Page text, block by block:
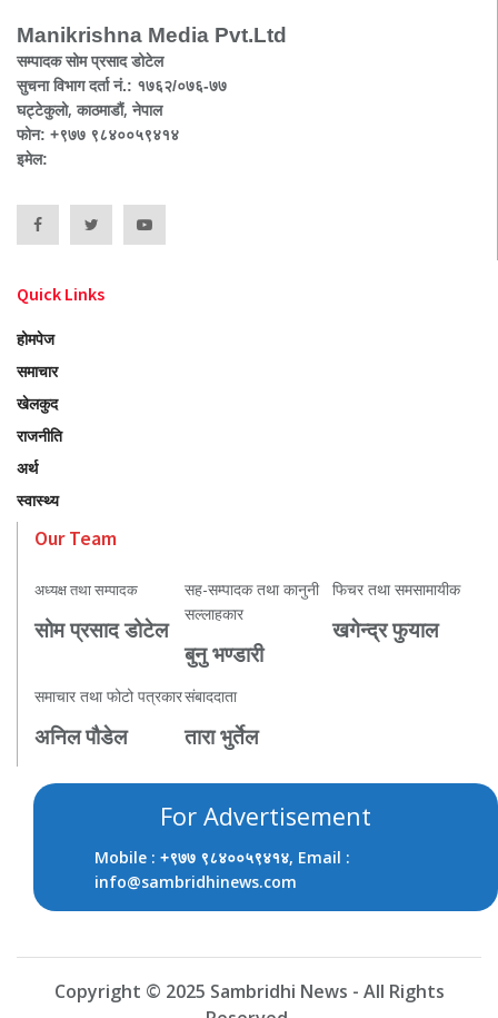
Manikrishna Media Pvt.Ltd
सम्पादक सोम प्रसाद डोटेल
सुचना विभाग दर्ता नं.: १७६२/०७६-७७
घट्टेकुलो, काठमाडौं, नेपाल
फोन: +९७७ ९८४००५९४१४
इमेल:
Quick Links
होमपेज
समाचार
खेलकुद
राजनीति
अर्थ
स्वास्थ्य
Our Team
अध्यक्ष तथा सम्पादक
सोम प्रसाद डोटेल
सह-सम्पादक तथा कानुनी
सल्लाहकार
बुनु भण्डारी
फिचर तथा समसामायीक
खगेन्द्र फुयाल
समाचार तथा फोटो पत्रकार
अनिल पौडेल
संबाददाता
तारा भुर्तेल
For Advertisement
Mobile : +९७७ ९८४००५९४१४, Email :
info@sambridhinews.com
Copyright © 2025 Sambridhi News - All Rights